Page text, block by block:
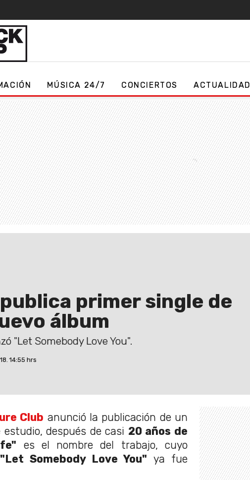
MÚSICA 24/7 CONCIERTOS ACTUALIDAD
primer single de
álbum
"Let Somebody Love You".
14:55 hrs
Club anunció la publicación de un
estudio, después de casi 20 años de
es el nombre del trabajo, cuyo
"Let Somebody Love You" ya fue